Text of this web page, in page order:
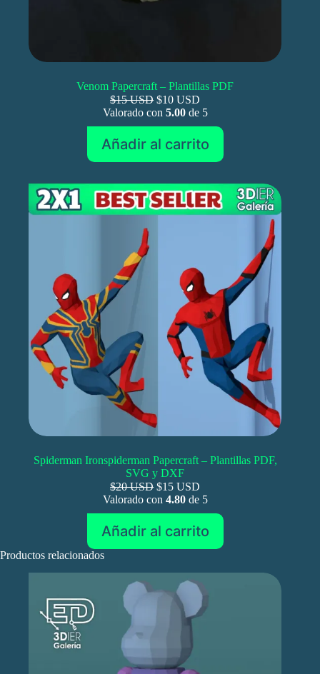
Venom Papercraft – Plantillas PDF
$15 USD $10 USD
Valorado con 5.00de 5
Añadir al carrito
Spiderman Ironspiderman Papercraft – Plantillas PDF,
SVG y DXF
$20 USD $15 USD
Valorado con 4.80de 5
Añadir al carrito
Productos relacionados